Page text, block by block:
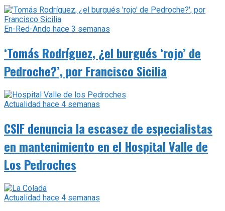
En-Red-Ando hace 3 semanas
‘Tomás Rodríguez, ¿el burgués ‘rojo’ de
Pedroche?’, por Francisco Sicilia
Actualidad hace 4 semanas
CSIF denuncia la escasez de especialistas
en mantenimiento en el Hospital Valle de
Los Pedroches
Actualidad hace 4 semanas